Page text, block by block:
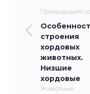
Предыдущий
строения
хордовых
животных.
Низшие
хордовые
Животные